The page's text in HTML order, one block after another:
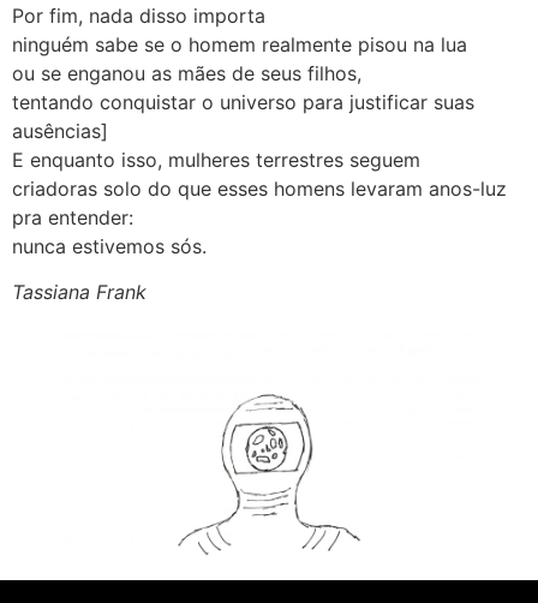
Por fim, nada disso importa
ninguém sabe se o homem realmente pisou na lua
ou se enganou as mães de seus filhos,
tentando conquistar o universo para justificar suas
ausências]
E enquanto isso, mulheres terrestres seguem
criadoras solo do que esses homens levaram anos-luz
pra entender:
nunca estivemos sós.
Tassiana Frank